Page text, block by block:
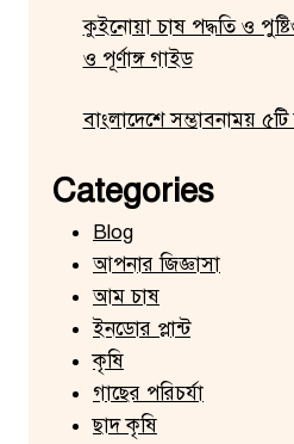
কুইনোয়া চাষ পদ্ধতি ও
ও পূর্ণাঙ্গ গাইড
বাংলাদেশে সম্ভাবনাময়
Categories
Blog
আপনার জিজ্ঞাসা
আম চাষ
ইনডোর প্লান্ট
কৃষি
গাছের পরিচর্যা
ছাদ কৃষি